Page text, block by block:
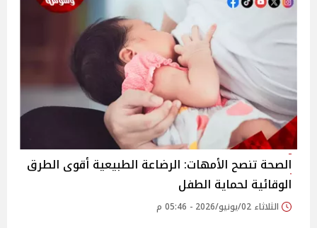
الصحة تنصح الأمهات: الرضاعة الطبيعية أقوى الطرق
الوقائية لحماية الطفل
الثلاثاء 02/يونيو/2026 - 05:46 م